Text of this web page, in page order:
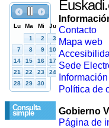
Consulta
simple
Contacto
Mapa web
Sede
Política de
Gobierno
Página de